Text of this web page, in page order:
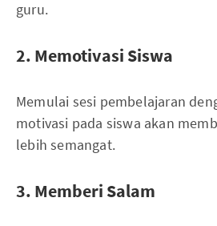
guru.
2. Memotivasi Siswa
Memulai sesi pembelajaran
motivasi pada siswa akan
lebih semangat.
3. Memberi Salam